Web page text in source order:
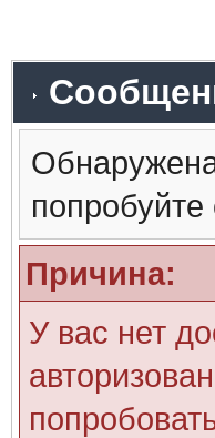
попробуйте
Причина:
У вас нет